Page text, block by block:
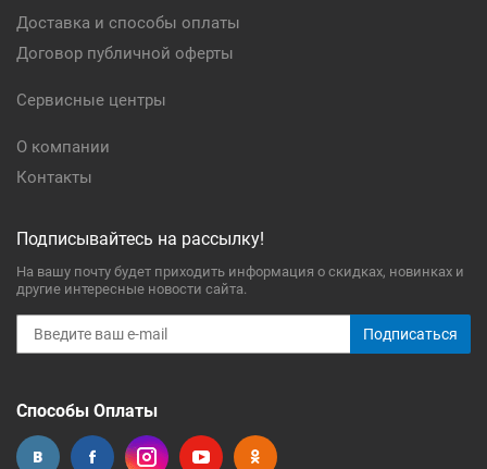
Доставка и способы оплаты
Договор публичной оферты
Сервисные центры
О компании
Контакты
Подписывайтесь на рассылку!
На вашу почту будет приходить информация о скидках, новинках и
другие интересные новости сайта.
Подписаться
Способы Оплаты